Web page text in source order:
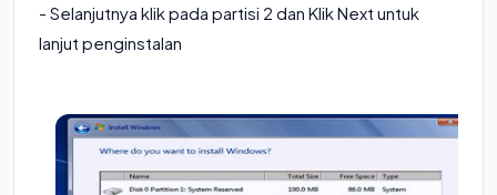
- Selanjutnya klik pada partisi 2 dan Klik Next untuk
lanjut penginstalan